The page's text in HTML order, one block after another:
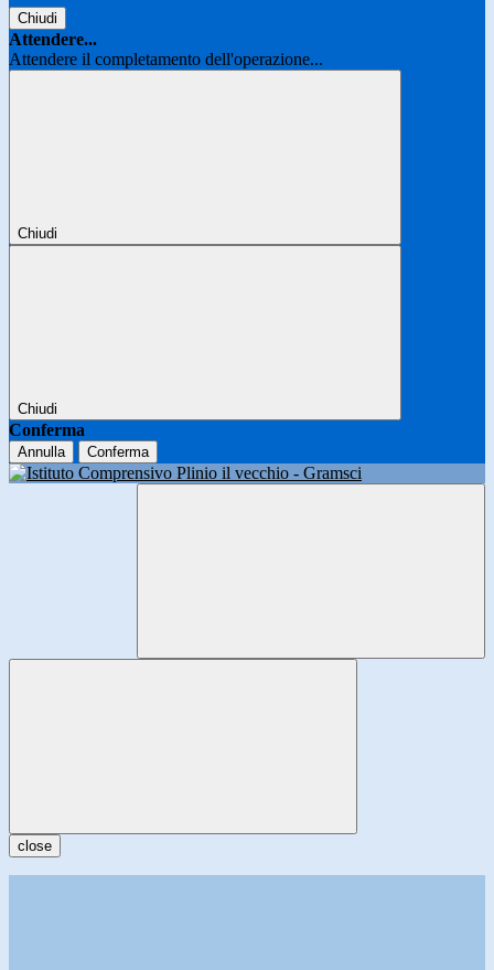
Chiudi
Attendere...
Attendere il completamento dell'operazione...
Chiudi
Chiudi
Conferma
Annulla Conferma
close